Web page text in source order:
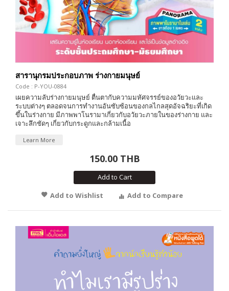
สารานุกรมประกอบภาพ ร่างกายมนุษย์
Code : P-YOU-0884
เผยความลับร่างกายมนุษย์ ตื่นตากับความมหัศจรรย์ของอวัยวะและ
ระบบต่างๆ ตลอดจนการทำงานอันซับซ้อนของกลไกลสุดอัจฉริยะที่เกิด
ขึ้นในร่างกาย มีภาพพาโนรามาเกี่ยวกับอวัยวะภายในของร่างกาย และ
เจาะลึกชัดๆ เกี่ยวกับกระดูกและกล้ามเนื้อ
Learn More
150.00 THB
Add to Cart
Add to Wishlist
Add to Compare